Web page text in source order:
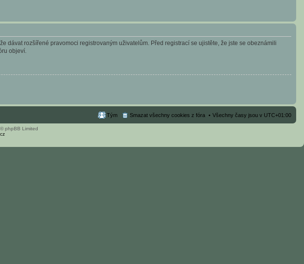
dávat rozšířené pravomoci registrovaným uživatelům. Před registrací se ujistěte, že jste se obeznámili
objeví.
Všechny časy jsou v UTC+01:00
Smazat všechny cookies z fóra
Tým
phpBB Limited